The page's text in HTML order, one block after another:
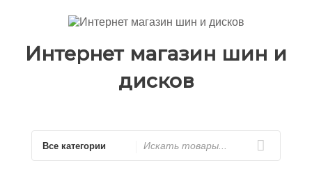
содержимому
Интернет магазин шин и
дисков
Искать